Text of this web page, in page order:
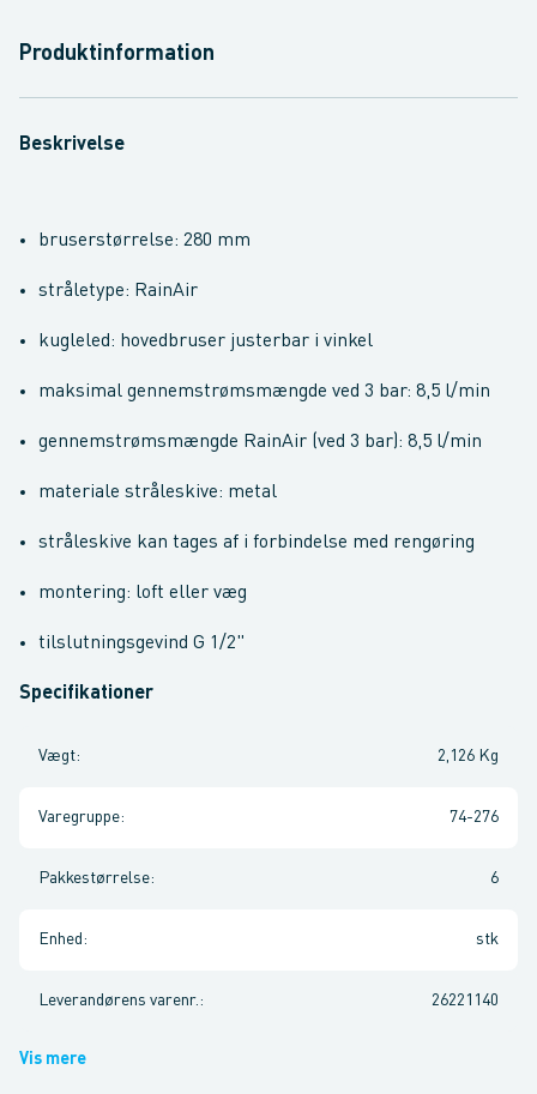
Produktinformation
Beskrivelse
bruserstørrelse: 280 mm
stråletype: RainAir
kugleled: hovedbruser justerbar i vinkel
maksimal gennemstrømsmængde ved 3 bar: 8,5 l/min
gennemstrømsmængde RainAir (ved 3 bar): 8,5 l/min
materiale stråleskive: metal
stråleskive kan tages af i forbindelse med rengøring
montering: loft eller væg
tilslutningsgevind G 1/2"
Specifikationer
Vægt: 2,126 Kg
Varegruppe: 74-276
Pakkestørrelse: 6
Enhed : stk
Leverandørens varenr. : 26221140
Vis mere